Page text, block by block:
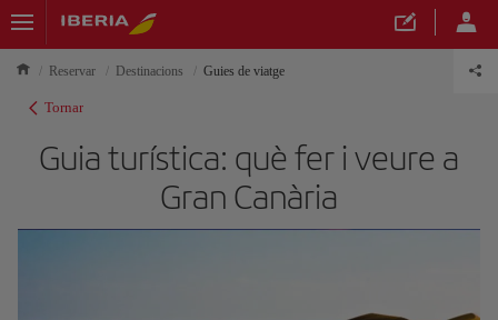
Reservar Destinacions Guies de viatge
Tornar
Guia turística: què fer i veure a
Gran Canària